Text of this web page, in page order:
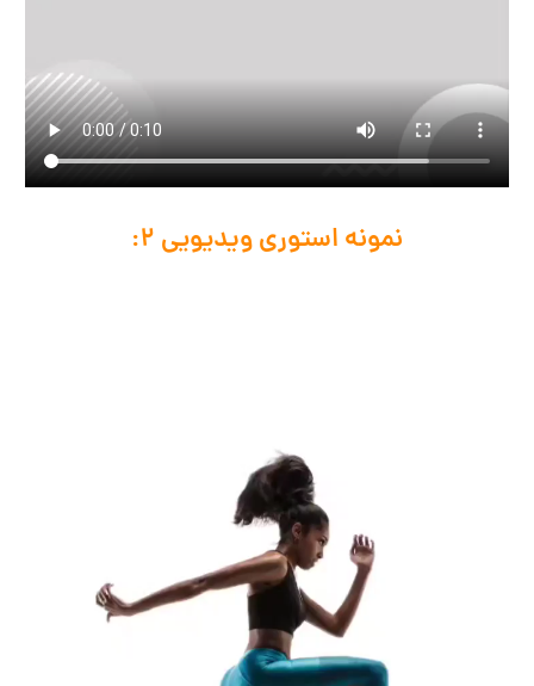
نمونه استوری ویدیویی 2: